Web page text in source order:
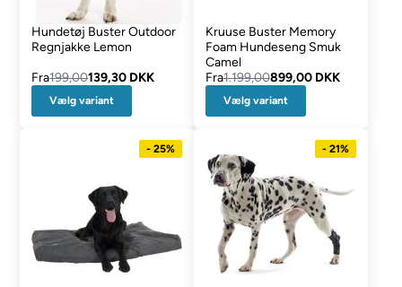
Hundetøj Buster Outdoor
Regnjakke Lemon
Fra199,00139,30 DKK
Vælg variant
Kruuse Buster Memory
Foam Hundeseng Smuk
Camel
Fra1.199,00899,00 DKK
Vælg variant
- 25% - 21%